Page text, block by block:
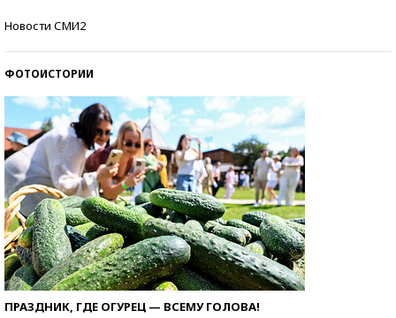
Новости СМИ2
ФОТОИСТОРИИ
ПРАЗДНИК, ГДЕ ОГУРЕЦ — ВСЕМУ ГОЛОВА!